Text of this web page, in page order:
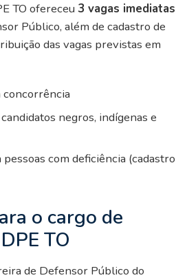
TO ofereceu 3 vagas imediatas
Público, além de cadastro de
das vagas previstas em
concorrência
negros, indígenas e
com deficiência (cadastro
o cargo de
TO
de Defensor Público do